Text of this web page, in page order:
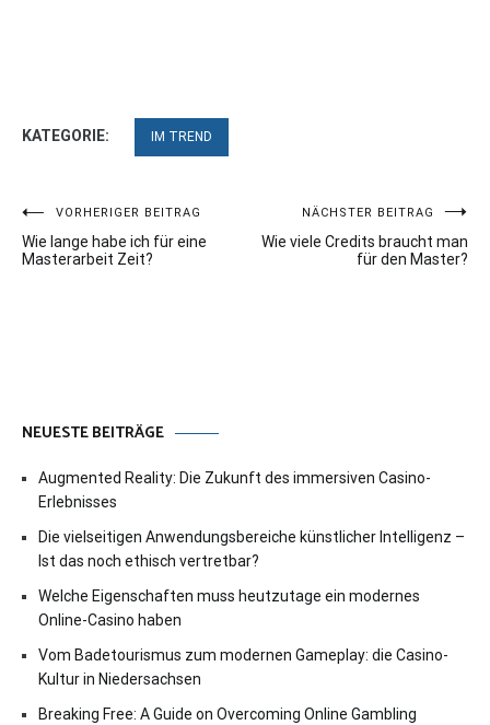
KATEGORIE: IM TREND
Beitragsnavigation
VORHERIGER BEITRAG
Wie lange habe ich für eine
Masterarbeit Zeit?
NÄCHSTER BEITRAG
Wie viele Credits braucht man
für den Master?
NEUESTE BEITRÄGE
Augmented Reality: Die Zukunft des immersiven Casino-
Erlebnisses
Die vielseitigen Anwendungsbereiche künstlicher Intelligenz –
Ist das noch ethisch vertretbar?
Welche Eigenschaften muss heutzutage ein modernes
Online-Casino haben
Vom Badetourismus zum modernen Gameplay: die Casino-
Kultur in Niedersachsen
Breaking Free: A Guide on Overcoming Online Gambling